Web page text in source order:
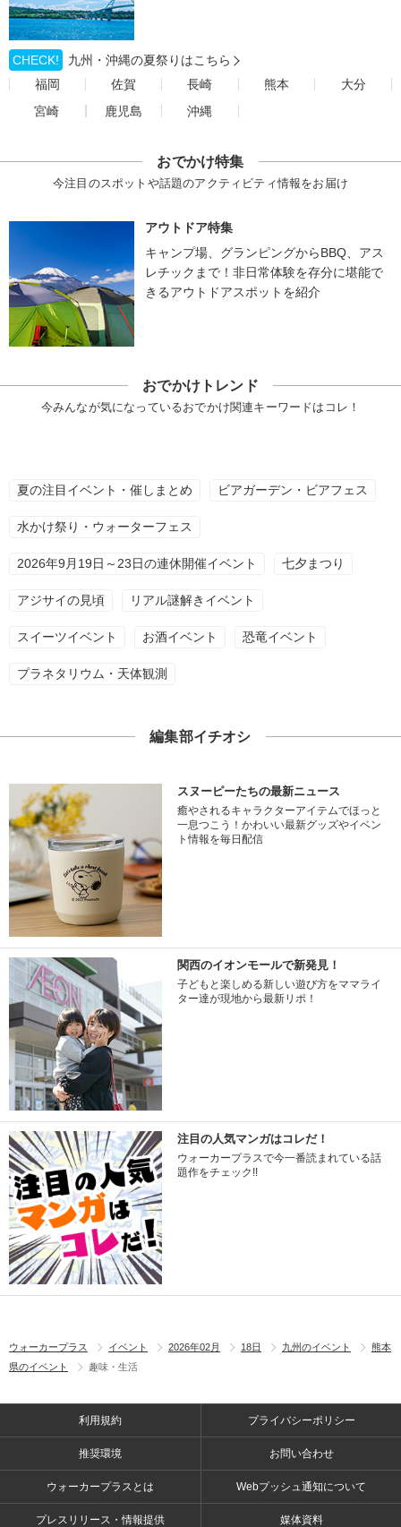
CHECK!
九州・沖縄の夏祭りはこちら
福岡
佐賀 長崎 熊本
大分
宮崎
鹿児島 沖縄
おでかけ特集
今注目のスポットや話題のアクティビティ情報をお届け
アウトドア特集
キャンプ場、グランピングからBBQ、アス
レチックまで！非日常体験を存分に堪能で
きるアウトドアスポットを紹介
おでかけトレンド
今みんなが気になっているおでかけ関連キーワードはコレ！
夏の注目イベント・催しまとめ ビアガーデン・ビアフェス
水かけ祭り・ウォーターフェス
2026年9月19日～23日の連休開催イベント 七夕まつり
アジサイの見頃 リアル謎解きイベント
スイーツイベント お酒イベント 恐竜イベント
プラネタリウム・天体観測
編集部イチオシ
スヌーピーたちの最新ニュース
癒やされるキャラクターアイテムでほっと
一息つこう！かわいい最新グッズやイベン
ト情報を毎日配信
関西のイオンモールで新発見！
子どもと楽しめる新しい遊び方をママライ
ター達が現地から最新リポ！
注目の人気マンガはコレだ！
ウォーカープラスで今一番読まれている話
題作をチェック!!
ウォーカープラス イベント 2026年02月 18日 九州のイベント
熊本
県のイベント
趣味・生活
利用規約 プライバシーポリシー
推奨環境 お問い合わせ
ウォーカープラスとは Webプッシュ通知について
プレスリリース・情報提供 媒体資料